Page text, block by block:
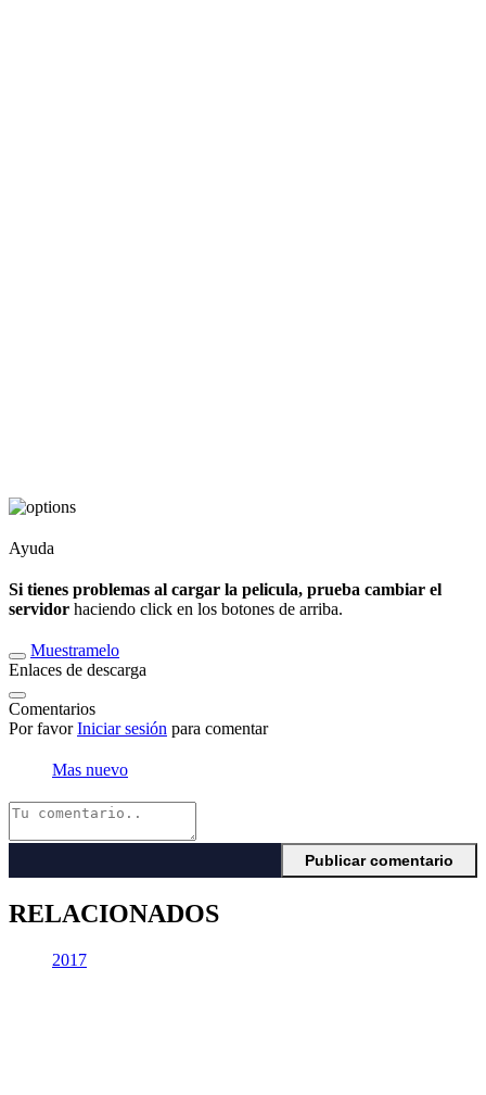
Ayuda
Si tienes problemas al cargar la pelicula, prueba cambiar el
servidor haciendo click en los botones de arriba.
Muestramelo
Enlaces de descarga
Comentarios
Por favorIniciar sesión para comentar
Mas nuevo
RELACIONADOS
2017